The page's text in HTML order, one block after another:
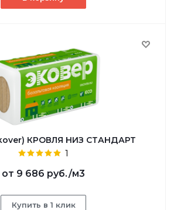
КРОВЛЯ НИЗ СТАНДАРТ
1
от 9 686 руб./м3
Купить в 1 клик